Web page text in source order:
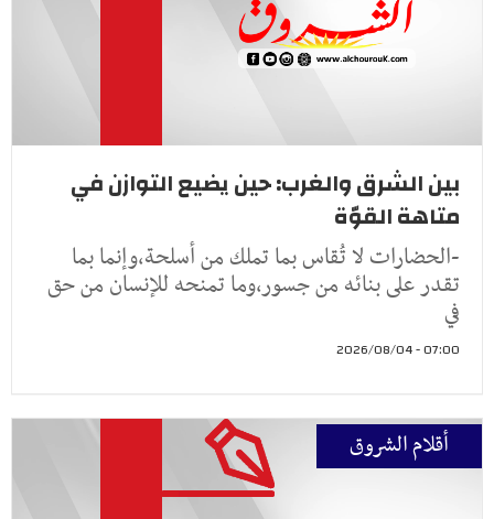
بين الشرق والغرب: حين يضيع التوازن في
متاهة القوّة
-الحضارات لا تُقاس بما تملك من أسلحة،وإنما بما
تقدر على بنائه من جسور،وما تمنحه للإنسان من حق
في
07:00 - 2026/08/04
أقلام الشروق